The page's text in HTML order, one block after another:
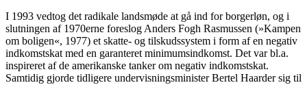
I 1993 vedtog det radikale landsmøde at gå ind for borgerløn, og i
slutningen af 1970erne foreslog Anders Fogh Rasmussen (»Kampen
om boligen«, 1977) et skatte- og tilskudssystem i form af en negativ
indkomstskat med en garanteret minimumsindkomst. Det var bl.a.
inspireret af de amerikanske tanker om negativ indkomstskat.
Samtidig gjorde tidligere undervisningsminister Bertel Haarder sig til